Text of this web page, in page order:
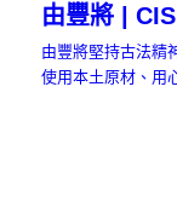
由豐將 |
由豐將堅持古法精
使用本土原材、用